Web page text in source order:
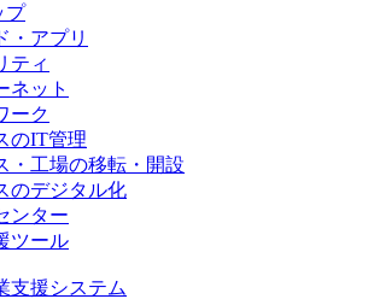
プ
・アプリ
ティ
ネット
ーク
のIT管理
・工場の移転・開設
のデジタル化
ンター
ツール
支援システム